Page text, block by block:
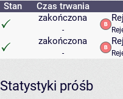
Stan
Czas trwania
zakończona
-
zakończona
-
Statystyki próśb